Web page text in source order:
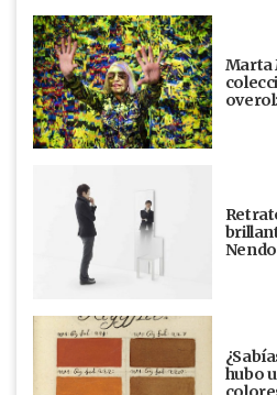
Marta
Nendo
hubo